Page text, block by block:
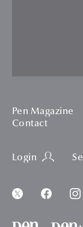
Pen Magazine
Contact
Login